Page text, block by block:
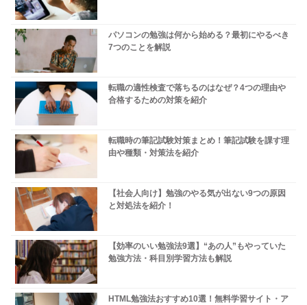
パソコンの勉強は何から始める？最初にやるべき
7つのことを解説
転職の適性検査で落ちるのはなぜ？4つの理由や
合格するための対策を紹介
転職時の筆記試験対策まとめ！筆記試験を課す理
由や種類・対策法を紹介
【社会人向け】勉強のやる気が出ない9つの原因
と対処法を紹介！
【効率のいい勉強法9選】“あの人”もやっていた
勉強方法・科目別学習方法も解説
HTML勉強法おすすめ10選！無料学習サイト・ア